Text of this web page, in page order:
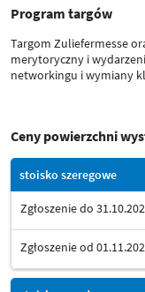
Program targów
Targom Zuliefermesse
merytoryczny i
networkingu i wymiany
Ceny powierzchni
stoisko szeregowe
Zgłoszenie do
Zgłoszenie od